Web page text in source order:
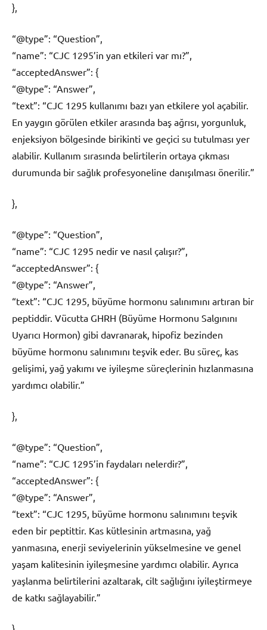
},
“@type”: “Question”,
“name”: “CJC 1295’in yan etkileri var mı?”,
“acceptedAnswer”: {
“@type”: “Answer”,
“text”: “CJC 1295 kullanımı bazı yan etkilere yol açabilir.
En yaygın görülen etkiler arasında baş ağrısı, yorgunluk,
enjeksiyon bölgesinde birikinti ve geçici su tutulması yer
alabilir. Kullanım sırasında belirtilerin ortaya çıkması
durumunda bir sağlık profesyoneline danışılması önerilir.”
},
“@type”: “Question”,
“name”: “CJC 1295 nedir ve nasıl çalışır?”,
“acceptedAnswer”: {
“@type”: “Answer”,
“text”: “CJC 1295, büyüme hormonu salınımını artıran bir
peptiddir. Vücutta GHRH (Büyüme Hormonu Salgınını
Uyarıcı Hormon) gibi davranarak, hipofiz bezinden
büyüme hormonu salınımını teşvik eder. Bu süreç, kas
gelişimi, yağ yakımı ve iyileşme süreçlerinin hızlanmasına
yardımcı olabilir.”
},
“@type”: “Question”,
“name”: “CJC 1295’in faydaları nelerdir?”,
“acceptedAnswer”: {
“@type”: “Answer”,
“text”: “CJC 1295, büyüme hormonu salınımını teşvik
eden bir peptittir. Kas kütlesinin artmasına, yağ
yanmasına, enerji seviyelerinin yükselmesine ve genel
yaşam kalitesinin iyileşmesine yardımcı olabilir. Ayrıca
yaşlanma belirtilerini azaltarak, cilt sağlığını iyileştirmeye
de katkı sağlayabilir.”